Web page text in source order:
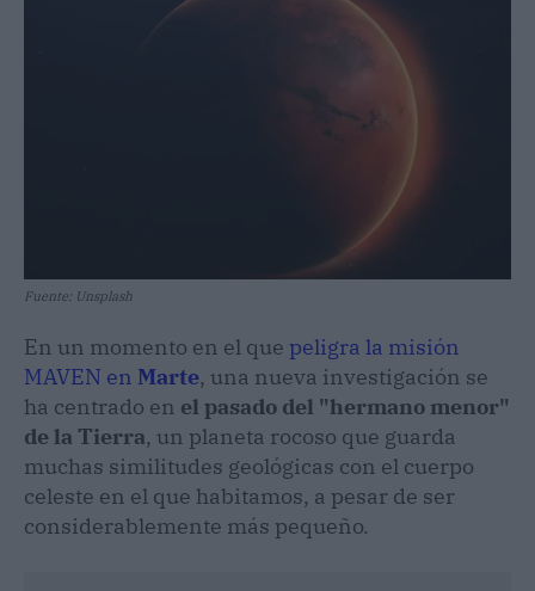
Fuente: Unsplash
En un momento en el que peligra la misión
MAVEN en Marte, una nueva investigación se
ha centrado en el pasado del "hermano menor"
de la Tierra, un planeta rocoso que guarda
muchas similitudes geológicas con el cuerpo
celeste en el que habitamos, a pesar de ser
considerablemente más pequeño.